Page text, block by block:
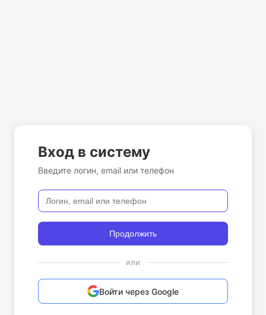
Вход в систему
Введите логин, email или телефон
Продолжить
или
Войти через Google